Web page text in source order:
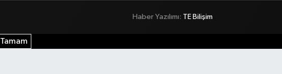
Haber Yazılımı: TE Bilişim
Tamam